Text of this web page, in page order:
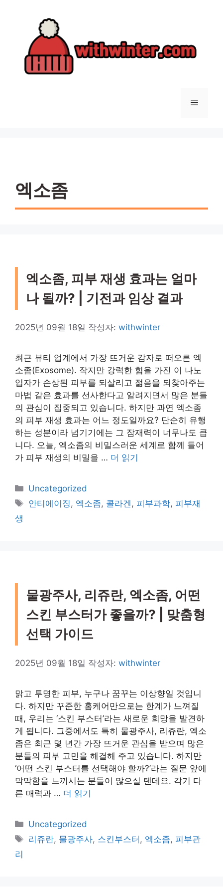
메
엑소좀
엑소좀, 피부 재생 효과는 얼마
나 될까? | 기전과 임상 결과
2025년 09월 18일 작성자: withwinter
최근 뷰티 업계에서 가장 뜨거운 감자로 떠오른 엑
소좀(Exosome). 작지만 강력한 힘을 가진 이 나노
입자가 손상된 피부를 되살리고 젊음을 되찾아주는
마법 같은 효과를 선사한다고 알려지면서 많은 분들
의 관심이 집중되고 있습니다. 하지만 과연 엑소좀
의 피부 재생 효과는 어느 정도일까요? 단순히 유행
하는 성분이라 넘기기에는 그 잠재력이 너무나도 큽
니다. 오늘, 엑소좀의 비밀스러운 세계로 함께 들어
가 피부 재생의 비밀을 … 더 읽기
카
테
Uncategorized
태
안티에이징 , 엑소좀, 콜라겐 , 피부과학, 피부재
생
물광주사, 리쥬란, 엑소좀, 어떤
스킨 부스터가 좋을까? | 맞춤형
선택 가이드
2025년 09월 18일 작성자: withwinter
맑고 투명한 피부, 누구나 꿈꾸는 이상향일 것입니
다. 하지만 꾸준한 홈케어만으로는 한계가 느껴질
때, 우리는 ‘스킨 부스터’라는 새로운 희망을 발견하
게 됩니다. 그중에서도 특히 물광주사, 리쥬란, 엑소
좀은 최근 몇 년간 가장 뜨거운 관심을 받으며 많은
분들의 피부 고민을 해결해 주고 있습니다. 하지만
‘어떤 스킨 부스터를 선택해야 할까?’라는 질문 앞에
막막함을 느끼시는 분들이 많으실 텐데요. 각기 다
른 매력과 … 더 읽기
카
테
고
Uncategorized
태
리쥬란, 물광주사, 스킨부스터 , 엑소좀, 피부관
리